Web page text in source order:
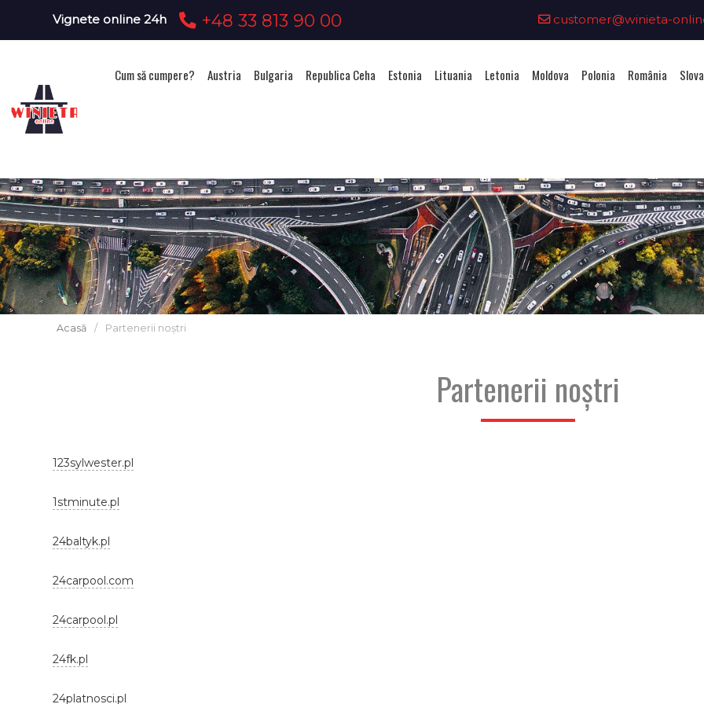
Vignete online 24h +48 33 813 90 00 customer@winieta-
Cum să cumpere? Austria Bulgaria Republica Ceha Estonia Lituania Letonia Moldova Polonia România
Acasă / Partenerii noștri
Partenerii noștri
123sylwester.pl
1stminute.pl
24baltyk.pl
24carpool.com
24carpool.pl
24fk.pl
24platnosci.pl